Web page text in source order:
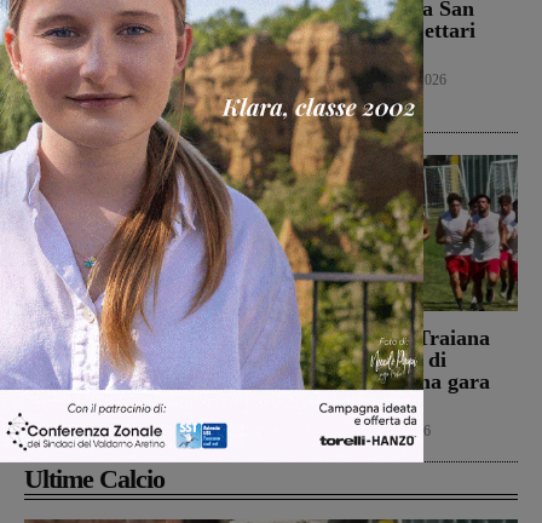
Juniores, girone
interamente toscano per
Terranuova Traiana e
Montevarchi
Calcio Giovanili 8 Agosto 2026
oliveta e bosco a San
Pancrazio. Tre ettari
l’area bruciata
Cronaca 7 Agosto 2026
Autostrada, furgoncino a
fuoco tra Firenze sud e
Incisa Reggello
Cronaca 7 Agosto 2026
Il Terranuova Traiana
allo “Zecchini” di
Grosseto per una gara
amichevole
Calcio 7 Agosto 2026
Ultime Calcio